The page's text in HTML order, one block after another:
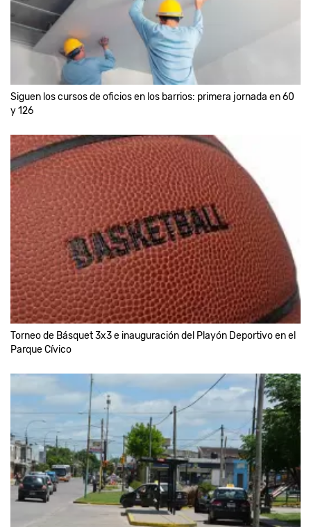
Siguen los cursos de oficios en los barrios: primera jornada en 60
y 126
Torneo de Básquet 3x3 e inauguración del Playón Deportivo en el
Parque Cívico